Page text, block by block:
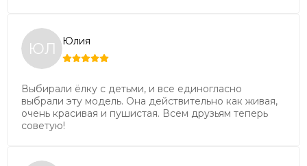
ЮЛ Юлия
Выбирали ёлку с детьми, и все единогласно
выбрали эту модель. Она действительно как живая,
очень красивая и пушистая. Всем друзьям теперь
советую!